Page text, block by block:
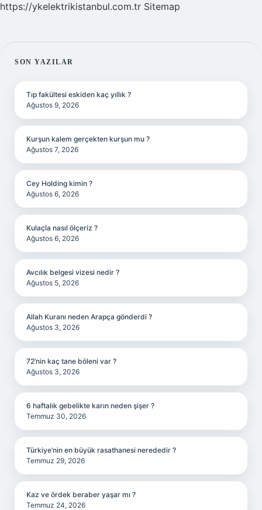
https://ykelektrikistanbul.com.tr Sitemap
SIDEBAR
SON YAZILAR
Tıp fakültesi eskiden kaç yıllık ?
Ağustos 9, 2026
Kurşun kalem gerçekten kurşun mu ?
Ağustos 7, 2026
Cey Holding kimin ?
Ağustos 6, 2026
Kulaçla nasıl ölçeriz ?
Ağustos 6, 2026
Avcılık belgesi vizesi nedir ?
Ağustos 5, 2026
Allah Kuranı neden Arapça gönderdi ?
Ağustos 3, 2026
72’nin kaç tane böleni var ?
Ağustos 3, 2026
6 haftalık gebelikte karın neden şişer ?
Temmuz 30, 2026
Türkiye’nin en büyük rasathanesi nerededir ?
Temmuz 29, 2026
Kaz ve ördek beraber yaşar mı ?
Temmuz 24, 2026